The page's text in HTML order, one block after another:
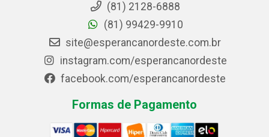
(81) 2128-6888
(81) 99429-9910
site@esperancanordeste.com.br
instagram.com/esperancanordeste
facebook.com/esperancanordeste
Formas de Pagamento